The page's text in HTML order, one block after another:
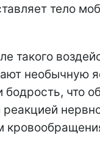
тело
такого
необычную
что
реакцией